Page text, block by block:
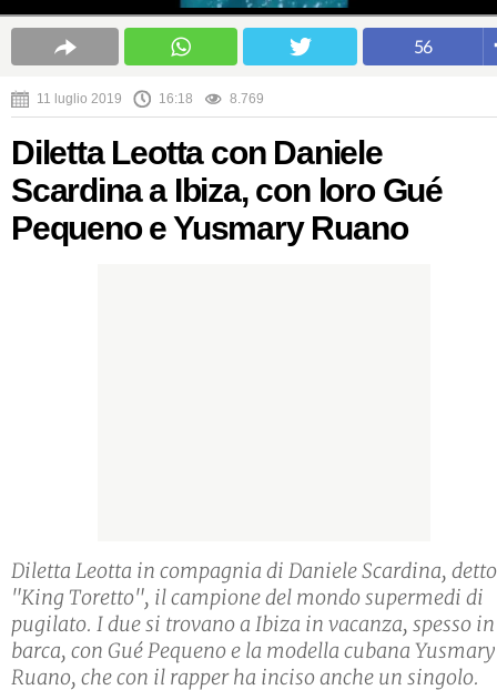
56
11 luglio 2019 16:18 8.769
Diletta Leotta con Daniele
Scardina a Ibiza, con loro Gué
Pequeno e Yusmary Ruano
Diletta Leotta in compagnia di Daniele Scardina, detto
"King Toretto", il campione del mondo supermedi di
pugilato. I due si trovano a Ibiza in vacanza, spesso in
barca, con Gué Pequeno e la modella cubana Yusmary
Ruano, che con il rapper ha inciso anche un singolo.